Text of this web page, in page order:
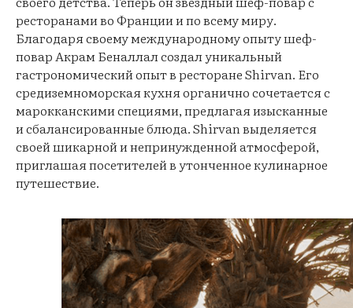
ресторанами во Франции и по всему миру.
Благодаря своему международному опыту шеф-
повар Акрам Беналлал создал уникальный
гастрономический опыт в ресторане Shirvan. Его
средиземноморская кухня органично сочетается с
марокканскими специями, предлагая изысканные
и сбалансированные блюда. Shirvan выделяется
своей шикарной и непринужденной атмосферой,
приглашая посетителей в утонченное кулинарное
путешествие.